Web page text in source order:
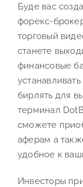
Буде вас
форекс-
торговый
станете
финансовые
бирлять для
терминал
сможете
аферам а
удобное к
Инвесторы